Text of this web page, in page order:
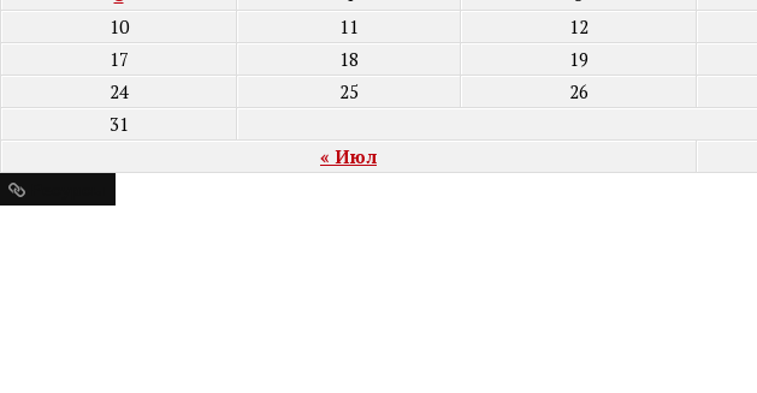
« Июл
10
11 12
17
18 19
24
25 26
31